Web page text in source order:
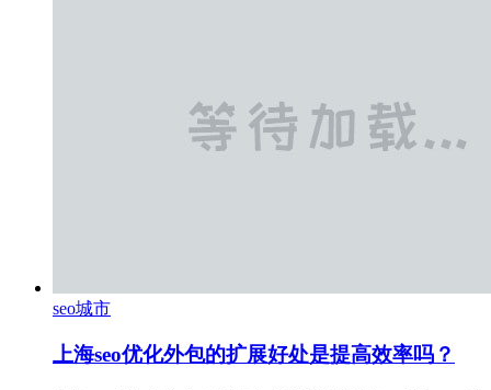
seo城市
上海seo优化外包的扩展好处是提高效率吗？